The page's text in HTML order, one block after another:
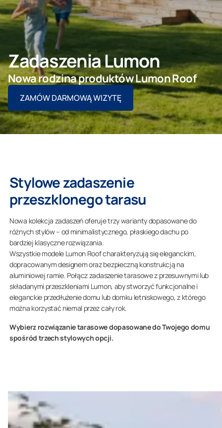
Architekt/deweloper
Firma
SKONTAKTUJ SIĘ Z NAMI
Zadaszenia Lumon
Nowa rodzina produktów Lumon Roof
ZAMÓW DARMOWĄ WIZYTĘ
Stylowe zadaszenie
przeszklonego tarasu
Nowa kolekcja zadaszeń oferuje trzy warianty dopasowane do
różnych stylów – od minimalistycznego, płaskiego dachu po
bardziej klasyczne rozwiązania.
Wszystkie modele Lumon Roof charakteryzują się eleganckim,
dopracowanym designem oraz bezpieczną konstrukcją na
aluminiowej ramie. Połącz zadaszenie tarasowe z przesuwnymi lub
składanymi przeszkleniami Lumon, aby stworzyć funkcjonalne i
eleganckie przedłużenie domu lub domku letniskowego, z którego
można korzystać niemal przez cały rok.
Wybierz rozwiązanie tarasowe dopasowane do Twojego domu
spośród trzech stylowych opcji.